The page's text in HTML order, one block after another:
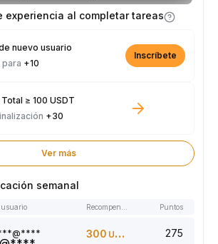
de los 2.500 USDT disponibles.
experiencia al completar tareas
nuevo usuario
para +10
Inscríbete
≥ 100 USDT
+30
Ver más
semanal
usuario Puntos
300 USDT 275